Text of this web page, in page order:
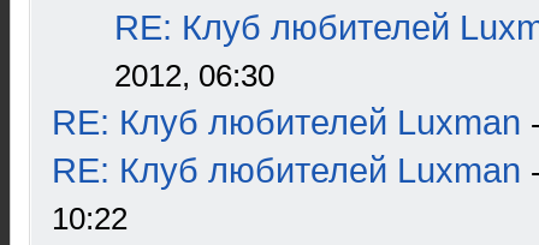
RE: Клуб любителей
2012, 06:30
RE: Клуб любителей Luxman
RE: Клуб любителей Luxman
10:22